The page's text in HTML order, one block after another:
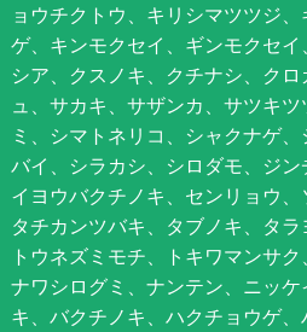
ョウチクトウ、キリシマツツジ
ゲ、キンモクセイ、ギンモクセ
シア、クスノキ、クチナシ、ク
ュ、サカキ、サザンカ、サツキ
ミ、シマトネリコ、シャクナゲ
バイ、シラカシ、シロダモ、ジ
イヨウバクチノキ、センリョウ、
タチカンツバキ、タブノキ、タラ
トウネズミモチ、トキワマンサク
ナワシログミ、ナンテン、ニッ
キ、バクチノキ、ハクチョウゲ